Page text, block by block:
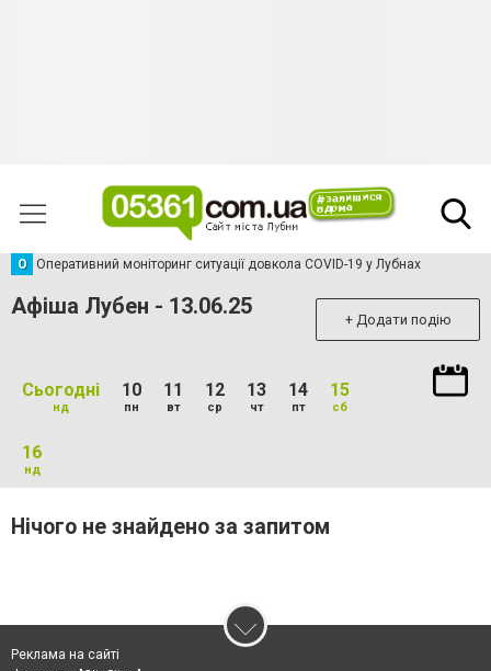
О Оперативний моніторинг ситуації довкола COVID-19 у Лубнах
Афіша Лубен - 13.06.25 + Додати подію
Сьогодні
нд
10
пн
11
вт
12
ср
13
чт
14
пт
15
сб
16
нд
Нічого не знайдено за запитом
Реклама на сайті